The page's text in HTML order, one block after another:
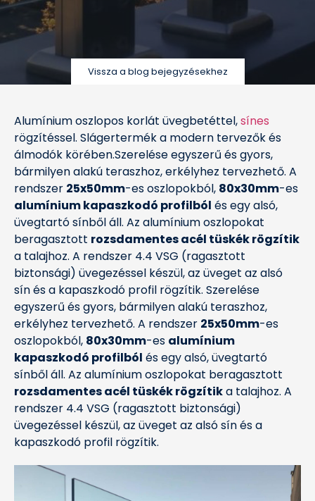
Vissza a blog bejegyzésekhez
Alumínium oszlopos korlát üvegbetéttel,sínes
rögzítéssel. Slágertermék a modern tervezők és
álmodók körében.Szerelése egyszerű és gyors,
bármilyen alakú teraszhoz, erkélyhez tervezhető. A
rendszer 25x50mm-es oszlopokból, 80x30mm-es
alumínium kapaszkodó profilból és egy alsó,
üvegtartó sínből áll. Az alumínium oszlopokat
beragasztott rozsdamentes acél tüskék rögzítik
a talajhoz. A rendszer 4.4 VSG (ragasztott
biztonsági) üvegezéssel készül, az üveget az alsó
sín és a kapaszkodó profil rögzítik. Szerelése
egyszerű és gyors, bármilyen alakú teraszhoz,
erkélyhez tervezhető. A rendszer 25x50mm-es
oszlopokból, 80x30mm-es alumínium
kapaszkodó profilból és egy alsó, üvegtartó
sínből áll. Az alumínium oszlopokat beragasztott
rozsdamentes acél tüskék rögzítika talajhoz. A
rendszer 4.4 VSG (ragasztott biztonsági)
üvegezéssel készül, az üveget az alsó sín és a
kapaszkodó profil rögzítik.